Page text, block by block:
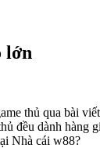
lớn
thủ qua bài
đều dành
Nhà cái w88?